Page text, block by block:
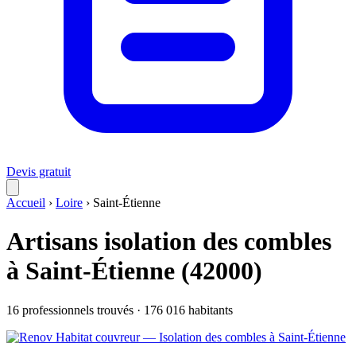
Devis gratuit
Accueil › Loire › Saint-Étienne
Artisans isolation des combles
à Saint-Étienne (42000)
16 professionnels trouvés · 176 016 habitants